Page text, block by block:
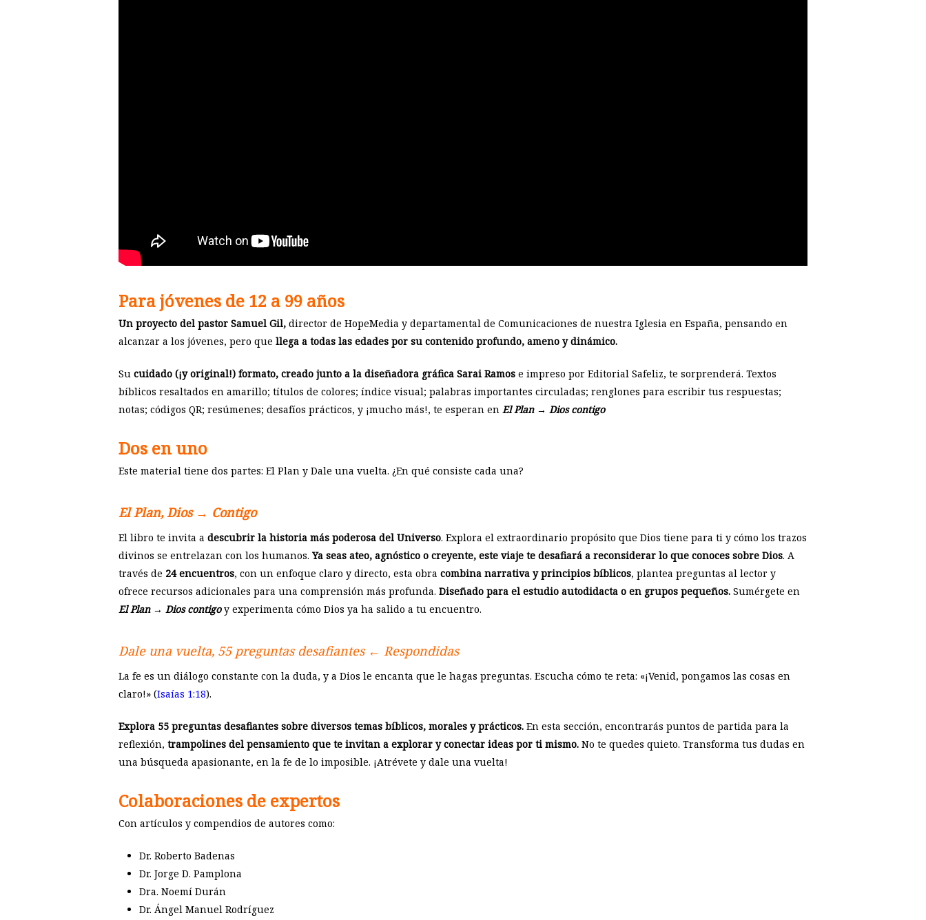
Para jóvenes de 12 a 99 años
Un proyecto del pastor Samuel Gil, director de HopeMedia y departamental de Comunicaciones de nuestra Iglesia en España, pensando en
alcanzar a los jóvenes, pero que llega a todas las edades por su contenido profundo, ameno y dinámico.
Su cuidado (¡y original!) formato, creado junto a la diseñadora gráfica Sarai Ramos e impreso por Editorial Safeliz, te sorprenderá. Textos
bíblicos resaltados en amarillo; títulos de colores; índice visual; palabras importantes circuladas; renglones para escribir tus respuestas;
notas; códigos QR; resúmenes; desafíos prácticos, y ¡mucho más!, te esperan en El Plan → Dios contigo
Dos en uno
Este material tiene dos partes: El Plan y Dale una vuelta. ¿En qué consiste cada una?
El Plan, Dios → Contigo
El libro te invita a descubrir la historia más poderosa del Universo. Explora el extraordinario propósito que Dios tiene para ti y cómo los trazos
divinos se entrelazan con los humanos. Ya seas ateo, agnóstico o creyente, este viaje te desafiará a reconsiderar lo que conoces sobre Dios. A
través de 24 encuentros, con un enfoque claro y directo, esta obra combina narrativa y principios bíblicos, plantea preguntas al lector y
ofrece recursos adicionales para una comprensión más profunda. Diseñado para el estudio autodidacta o en grupos pequeños. Sumérgete en
El Plan → Dios contigoy experimenta cómo Dios ya ha salido a tu encuentro.
Dale una vuelta, 55 preguntas desafiantes ← Respondidas
La fe es un diálogo constante con la duda, y a Dios le encanta que le hagas preguntas. Escucha cómo te reta: «¡Venid, pongamos las cosas en
claro!» (Isaías 1:18).
Explora 55 preguntas desafiantes sobre diversos temas bíblicos, morales y prácticos. En esta sección, encontrarás puntos de partida para la
reflexión, trampolines del pensamiento que te invitan a explorar y conectar ideas por ti mismo. No te quedes quieto. Transforma tus dudas en
una búsqueda apasionante, en la fe de lo imposible. ¡Atrévete y dale una vuelta!
Colaboraciones de expertos
Con artículos y compendios de autores como:
Dr. Roberto Badenas
Dr. Jorge D. Pamplona
Dra. Noemí Durán
Dr. Ángel Manuel Rodríguez